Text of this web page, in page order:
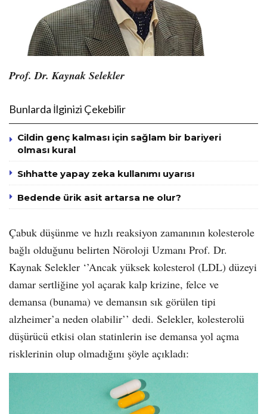
Prof. Dr. Kaynak Selekler
Bunlarda İlginizi Çekebilir
Cildin genç kalması için sağlam bir bariyeri
olması kural
Sıhhatte yapay zeka kullanımı uyarısı
Bedende ürik asit artarsa ne olur?
Çabuk düşünme ve hızlı reaksiyon zamanının kolesterole
bağlı olduğunu belirten Nöroloji Uzmanı Prof. Dr.
Kaynak Selekler ‘’Ancak yüksek kolesterol (LDL) düzeyi
damar sertliğine yol açarak kalp krizine, felce ve
demansa (bunama) ve demansın sık görülen tipi
alzheimer’a neden olabilir’’ dedi. Selekler, kolesterolü
düşürücü etkisi olan statinlerin ise demansa yol açma
risklerinin olup olmadığını şöyle açıkladı: